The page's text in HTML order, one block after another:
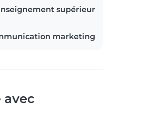
supérieur
marketing
avec